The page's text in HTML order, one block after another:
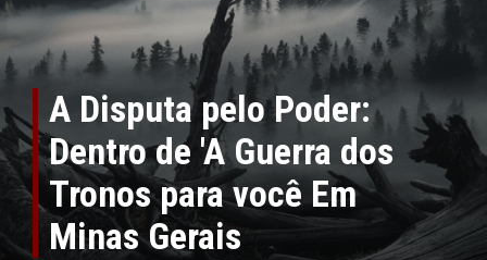
A Disputa pelo Poder:
Dentro de 'A Guerra dos
Tronos para você Em
Minas Gerais